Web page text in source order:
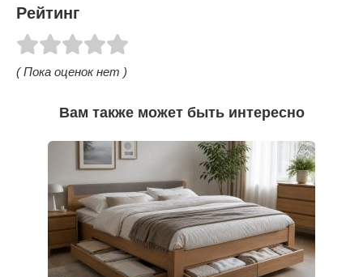
Рейтинг
( Пока оценок нет )
Вам также может быть интересно